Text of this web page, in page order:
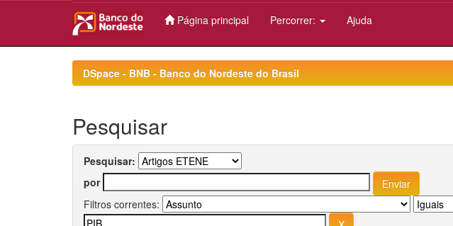
Página principal Percorrer: Ajuda
DSpace - BNB - Banco do Nordeste do Brasil
Pesquisar
Pesquisar:
por
Filtros correntes: